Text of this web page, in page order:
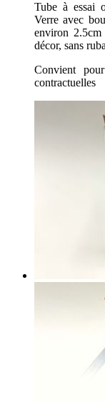
Tube à essai
Verre avec
environ
décor, sans
Convient
contractuelles